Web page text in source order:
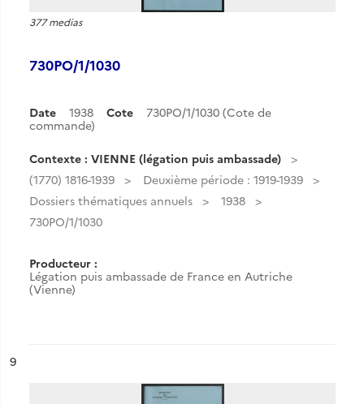
377 medias
730PO/1/1030
Date 1938 Cote
730PO/1/1030 (Cote de
commande)
Contexte : VIENNE (légation puis ambassade)
(1770) 1816-1939
Deuxième période : 1919-1939
Dossiers thématiques annuels
1938
730PO/1/1030
Producteur :
Légation puis ambassade de France en Autriche
(Vienne)
n°
9